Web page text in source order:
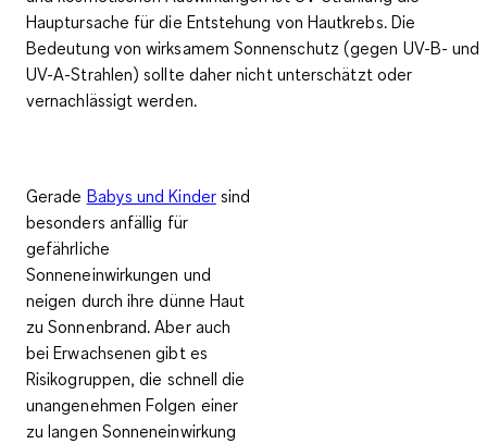
Hauptursache für die Entstehung von Hautkrebs. Die
Bedeutung vonwirksamem Sonnenschutz (gegen UV-B- und
UV-A-Strahlen) sollte daher nicht unterschätzt oder
vernachlässigt werden.
Gerade Babys und Kinder sind
besonders anfällig für
gefährliche
Sonneneinwirkungen und
neigen durch ihre dünne Haut
zu Sonnenbrand. Aber auch
bei Erwachsenen gibt es
Risikogruppen, die schnell die
unangenehmen Folgen einer
zu langen Sonneneinwirkung